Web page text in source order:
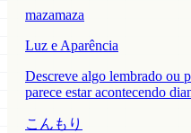
mazamaza
Luz e Aparência
Descreve algo lembrado ou
parece estar acontecendo
こんもり